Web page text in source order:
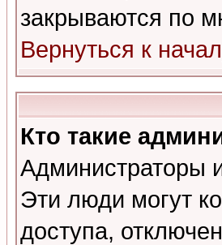
закрываются по
Вернуться к
Кто такие
Администраторы
Эти люди могут
доступа,